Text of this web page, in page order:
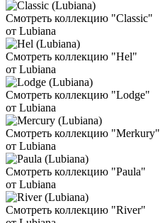
Смотреть коллекцию "Classic"
от Lubiana
Смотреть коллекцию "Hel"
от Lubiana
Смотреть коллекцию "Lodge"
от Lubiana
Смотреть коллекцию "Merkury"
от Lubiana
Смотреть коллекцию "Paula"
от Lubiana
Смотреть коллекцию "River"